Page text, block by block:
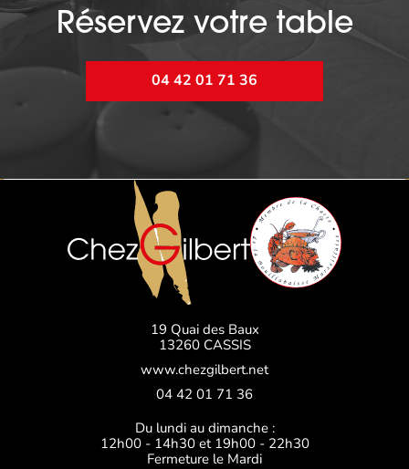
Réservez votre table
04 42 01 71 36
19 Quai des Baux
13260 CASSIS
www.chezgilbert.net
04 42 01 71 36
Du lundi au dimanche :
12h00 - 14h30 et 19h00 - 22h30
Fermeture le Mardi